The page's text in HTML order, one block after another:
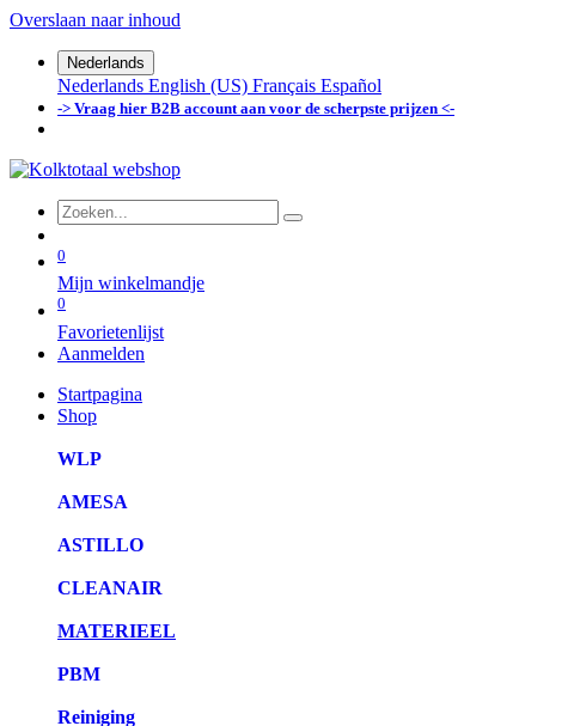
Overslaan naar inhoud
Nederlands
Nederlands English (US) Français Español
-> Vraag hier B2B account aan voor de scherpste prijzen <-
0
Mijn winkelmandje
0
Favorietenlijst
Aanmelden
Startpagina
Shop
WLP
AMESA
ASTILLO
CLEANAIR
MATERIEEL
PBM
Reiniging